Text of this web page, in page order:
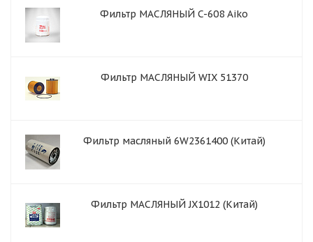
Фильтр МАСЛЯНЫЙ C-608 Aiko
Фильтр МАСЛЯНЫЙ WIX 51370
Фильтр масляный 6W2361400 (Китай)
Фильтр МАСЛЯНЫЙ JX1012 (Китай)